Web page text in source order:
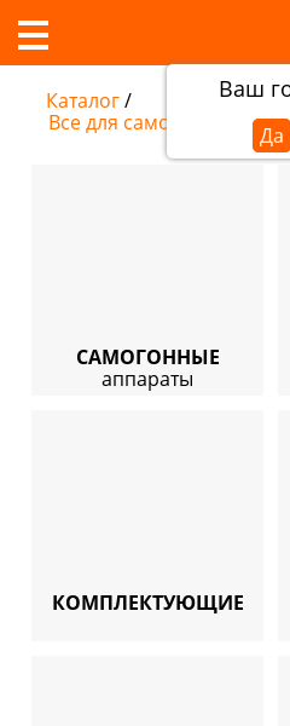
Ваш
Да
Каталог/
Все для самогоноварения
САМОГОННЫЕ
аппараты
КОМПЛЕКТУЮЩИЕ